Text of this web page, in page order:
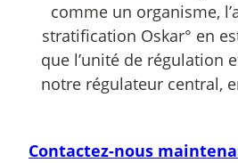
comme un organisme,
stratification Oskar° en
que l’unité de régulation
notre régulateur central,
Contactez-nous